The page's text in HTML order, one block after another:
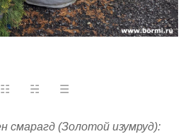
☷ ☵ ☰
смарагд (Золотой изумруд):